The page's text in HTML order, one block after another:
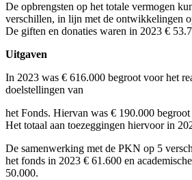
De opbrengsten op het totale vermogen
verschillen, in lijn met de ontwikkelingen
De giften en donaties waren in 2023 €
Uitgaven
In 2023 was € 616.000 begroot voor het
doelstellingen van
het Fonds. Hiervan was € 190.000
Het totaal aan toezeggingen hiervoor in
De samenwerking met de PKN op 5
het fonds in 2023 € 61.600 en
50.000.